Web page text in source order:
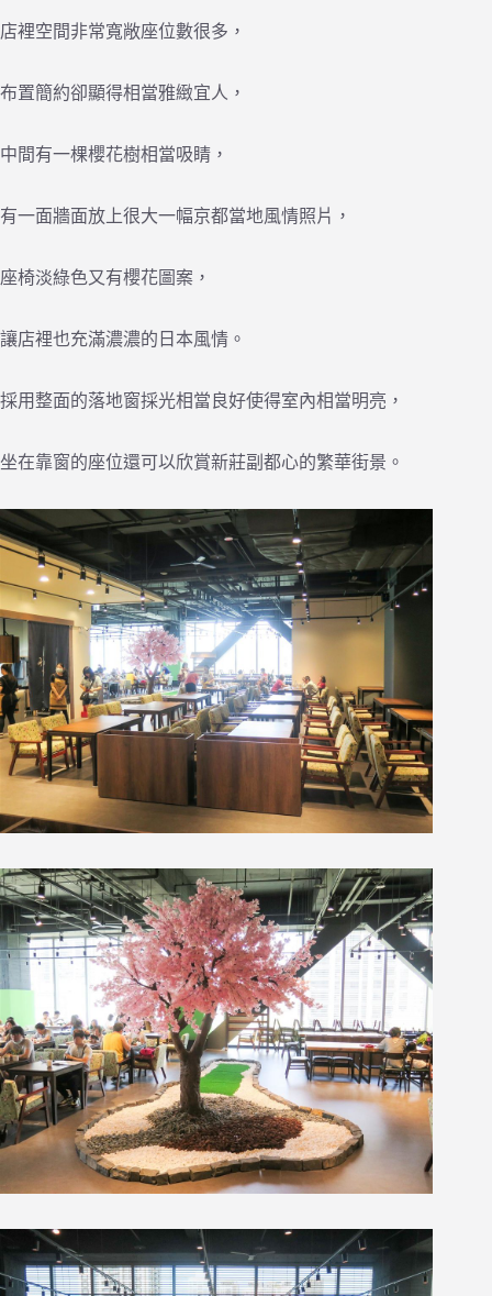
店裡空間非常寬敞座位數很多，
布置簡約卻顯得相當雅緻宜人，
中間有一棵櫻花樹相當吸睛，
有一面牆面放上很大一幅京都當地風情照片，
座椅淡綠色又有櫻花圖案，
讓店裡也充滿濃濃的日本風情。
採用整面的落地窗採光相當良好使得室內相當明亮，
坐在靠窗的座位還可以欣賞新莊副都心的繁華街景。